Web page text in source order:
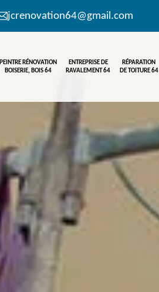
jcrenovation64@gmail.com
PEINTRE RÉNOVATION
BOISERIE, BOIS 64
ENTREPRISE DE
RAVALEMENT 64
RÉPARATION
DE TOITURE 64